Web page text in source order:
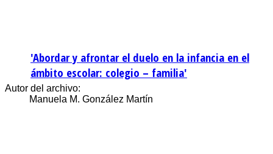
'Abordar y afrontar el duelo en la infancia en el
ámbito escolar: colegio – familia'
Autor del archivo:
Manuela M. González Martín